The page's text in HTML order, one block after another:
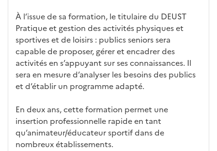
ur
e
À l’issue de sa formation, le titulaire du DEUST
Pratique et gestion des activités physiques et
sportives et de loisirs : publics seniors sera
capable de proposer, gérer et encadrer des
activités en s’appuyant sur ses connaissances. Il
sera en mesure d’analyser les besoins des publics
et d’établir un programme adapté.
En deux ans, cette formation permet une
insertion professionnelle rapide en tant
qu’animateur/éducateur sportif dans de
nombreux établissements.